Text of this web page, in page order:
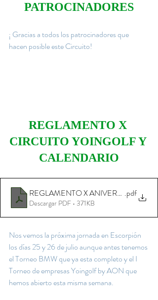
PATROCINADORES
¡ Gracias a todos los patrocinadores que
hacen posible este Circuito!
REGLAMENTO X
CIRCUITO YOINGOLF Y
CALENDARIO
.pdf
Descargar PDF • 371KB
Nos vemos la próxima jornada en Escorpión
los días 25 y 26 de julio aunque antes tenemos
el Torneo BMW que ya esta completo y el I
Torneo de empresas Yoingolf by AON que
hemos abierto esta misma semana.